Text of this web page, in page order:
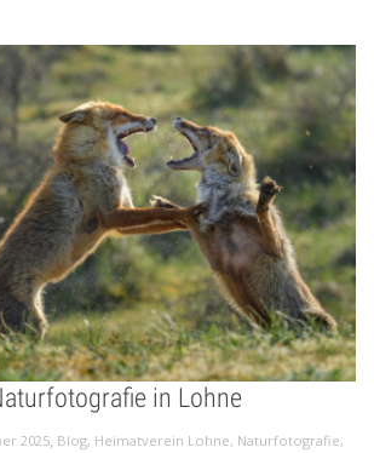
in Lohne
2025, Blog, Heimatverein Lohne, Naturfotografie,